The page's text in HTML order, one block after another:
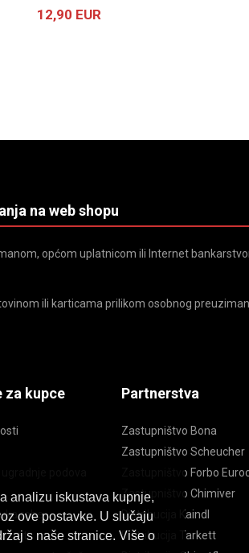
analizu iskustava kupnje,
ove postavke. U slučaju
s naše stranice. Više o
12,90 EUR
na web shopu
općom uplatnicom ili Internet
ili karticama prilikom osobnog
za kupce
robe
Partnerstva
Zastupništvo Bona
Zastupništvo Scheucher
Zastupništvo Forbo
Zastupništvo Chimiver
Distribucija Kaindl
Distribucija Tarkett